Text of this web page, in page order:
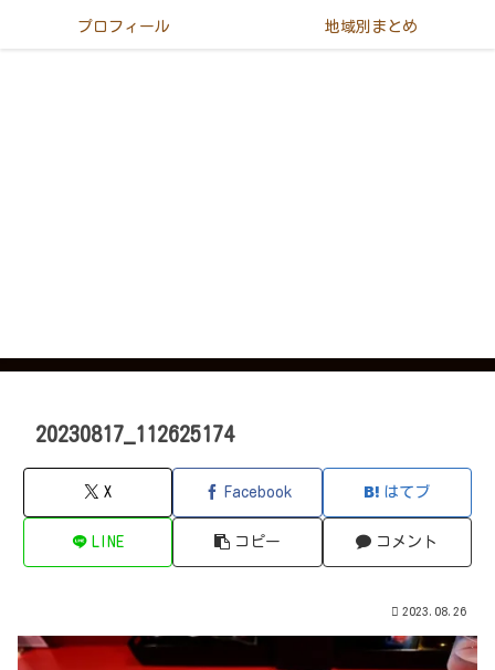
プロフィール 地域別まとめ
20230817_112625174
X Facebook はてブ
LINE コピー コメント
2023.08.26